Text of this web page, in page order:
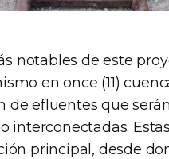
notables de este
en once (11)
de efluentes que
interconectadas.
principal, desde